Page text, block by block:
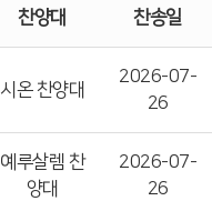
찬양대 찬송일
시온 찬양대
2026-07-
26
예루살렘 찬
양대
2026-07-
26